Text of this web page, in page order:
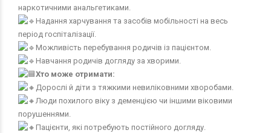
наркотичними анальгетиками.
Надання харчування та засобів мобільності на весь
період госпіталізації.
Можливість перебування родичів із пацієнтом.
Навчання родичів догляду за хворими.
Хто може отримати:
Дорослі й діти з тяжкими невиліковними хворобами.
Люди похилого віку з деменцією чи іншими віковими
порушеннями.
Пацієнти, які потребують постійного догляду.